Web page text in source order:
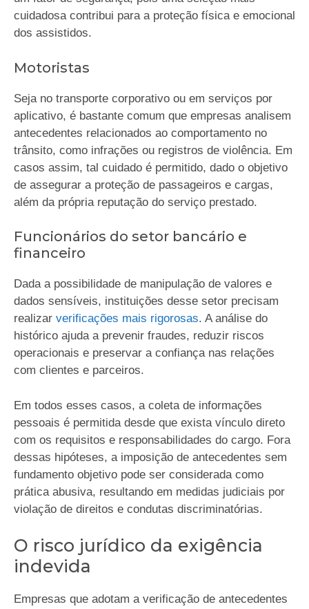
cuidadosa contribui para a proteção física e emocional
dos assistidos.
Motoristas
Seja no transporte corporativo ou em serviços por
aplicativo, é bastante comum que empresas analisem
antecedentes relacionados ao comportamento no
trânsito, como infrações ou registros de violência. Em
casos assim, tal cuidado é permitido, dado o objetivo
de assegurar a proteção de passageiros e cargas,
além da própria reputação do serviço prestado.
Funcionários do setor bancário e
financeiro
Dada a possibilidade de manipulação de valores e
dados sensíveis, instituições desse setor precisam
realizar verificações mais rigorosas. A análise do
histórico ajuda a prevenir fraudes, reduzir riscos
operacionais e preservar a confiança nas relações
com clientes e parceiros.
Em todos esses casos, a coleta de informações
pessoais é permitida desde que exista vínculo direto
com os requisitos e responsabilidades do cargo. Fora
dessas hipóteses, a imposição de antecedentes sem
fundamento objetivo pode ser considerada como
prática abusiva, resultando em medidas judiciais por
violação de direitos e condutas discriminatórias.
O risco jurídico da exigência
indevida
Empresas que adotam a verificação de antecedentes